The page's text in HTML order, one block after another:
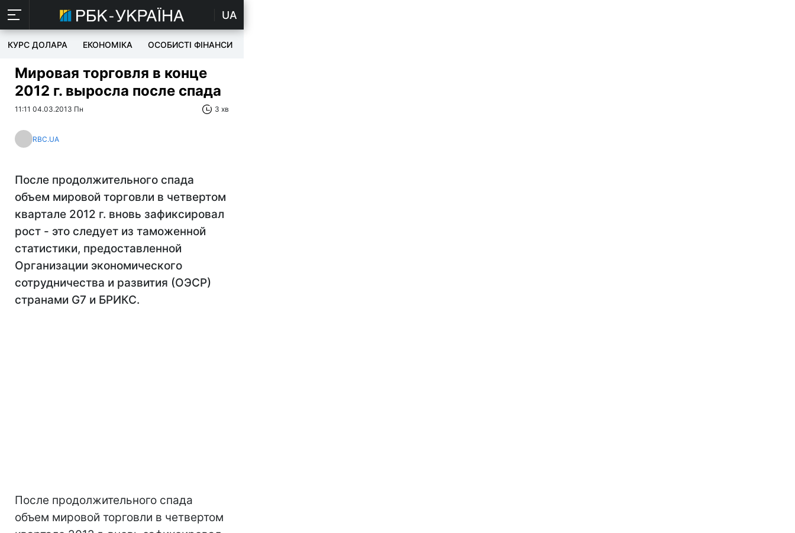
UA
КУРС ДОЛАРА ЕКОНОМІКА ОСОБИСТІ ФІНАНСИ
Мировая торговля в конце
2012 г. выросла после спада
11:11 04.03.2013 Пн 3 хв
RBC.UA
После продолжительного спада
объем мировой торговли в четвертом
квартале 2012 г. вновь зафиксировал
рост - это следует из таможенной
статистики, предоставленной
Организации экономического
сотрудничества и развития (ОЭСР)
странами G7 и БРИКС.
После продолжительного спада
объем мировой торговли в четвертом